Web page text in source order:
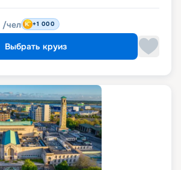
/чел +1 000
Выбрать круиз